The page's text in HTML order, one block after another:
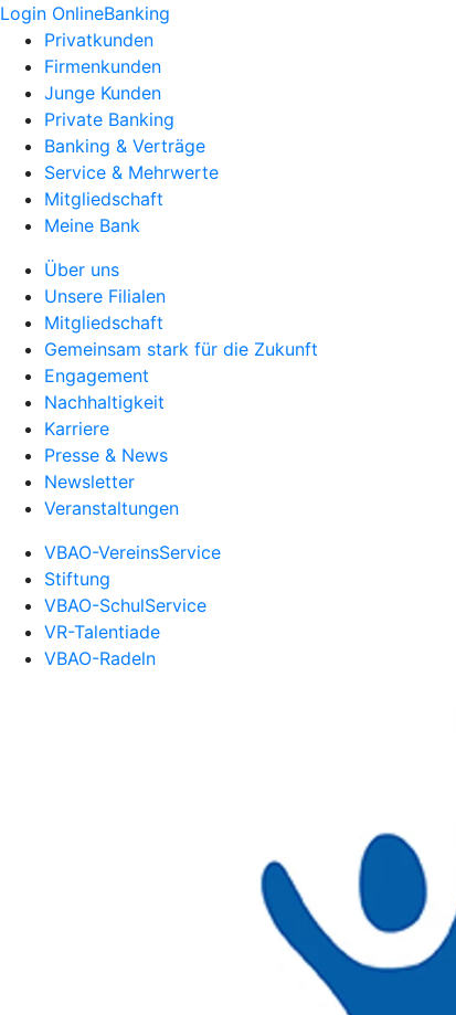
Login OnlineBanking
Privatkunden
Firmenkunden
Junge Kunden
Private Banking
Banking & Verträge
Service & Mehrwerte
Mitgliedschaft
Meine Bank
Über uns
Unsere Filialen
Mitgliedschaft
Gemeinsam stark für die Zukunft
Engagement
Nachhaltigkeit
Karriere
Presse & News
Newsletter
Veranstaltungen
VBAO-VereinsService
Stiftung
VBAO-SchulService
VR-Talentiade
VBAO-Radeln